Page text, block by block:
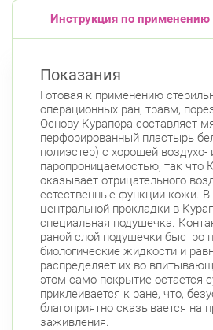
Инструкция по применению
Показания
Готовая к применению
операционных ран, травм,
Основу Курапора составляет
перфорированный пластырь
полиэстер) с хорошей воздухо-
паропроницаемостью, так что
оказывает отрицательного
естественные функции кожи. В
центральной прокладки в
специальная подушечка.
раной слой подушечки быстро
биологические жидкости и
распределяет их во
этом само покрытие остается
приклеивается к ране, что,
благоприятно сказывается на
заживления.